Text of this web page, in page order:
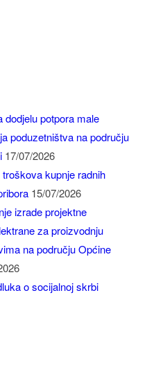
potpora male
poduzetništva na području
17/07/2026
kupnje radnih
15/07/2026
izrade projektne
za proizvodnju
na području Općine
o socijalnoj skrbi